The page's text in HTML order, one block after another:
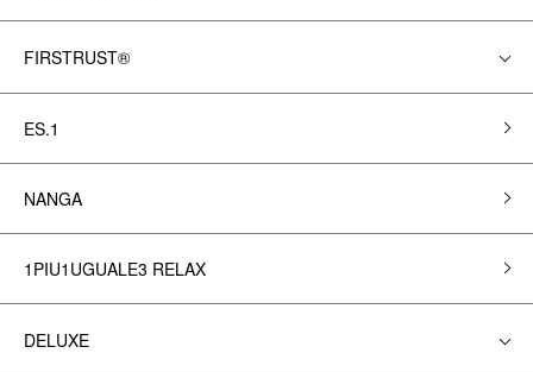
FIRSTRUST®
ES.1
NANGA
1PIU1UGUALE3 RELAX
DELUXE